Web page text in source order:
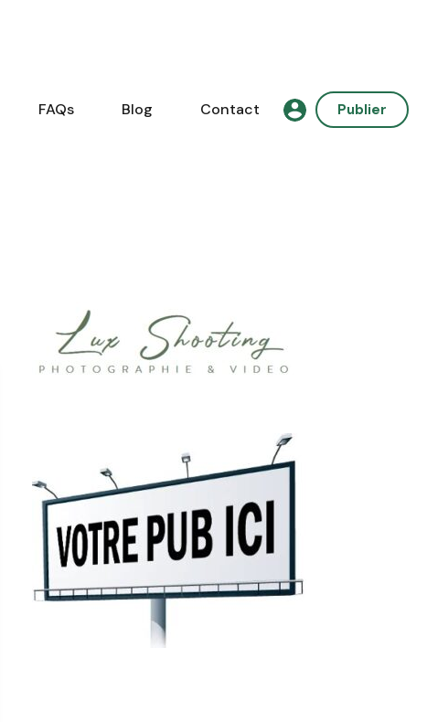
FAQs Blog Contact Publier